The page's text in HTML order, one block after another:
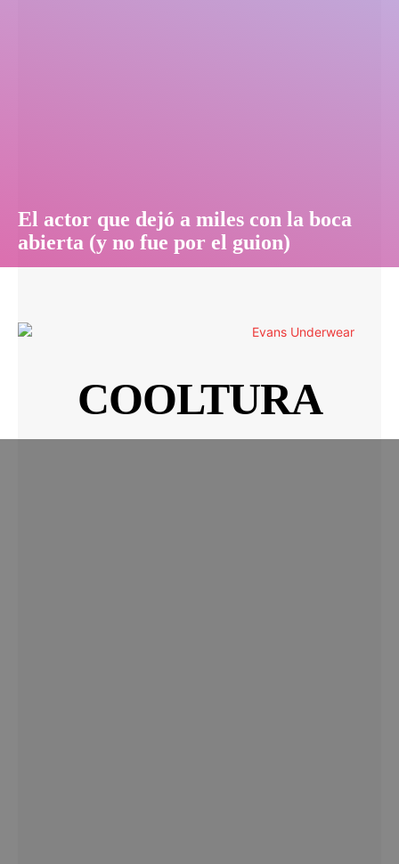
El actor que dejó a miles con la boca
abierta (y no fue por el guion)
COOLTURA